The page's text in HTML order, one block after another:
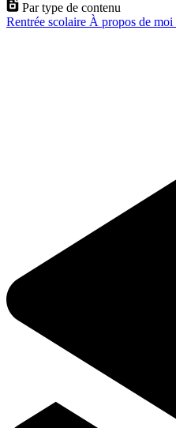
Par type de contenu
Rentrée scolaire À propos de moi